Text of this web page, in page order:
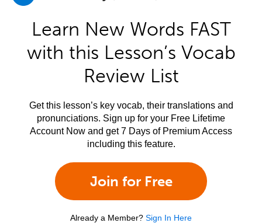
Learn New Words FAST
with this Lesson’s Vocab
Review List
Get this lesson’s key vocab, their translations and
pronunciations. Sign up for your Free Lifetime
Account Now and get 7 Days of Premium Access
including this feature.
Join for Free
Already a Member? Sign In Here